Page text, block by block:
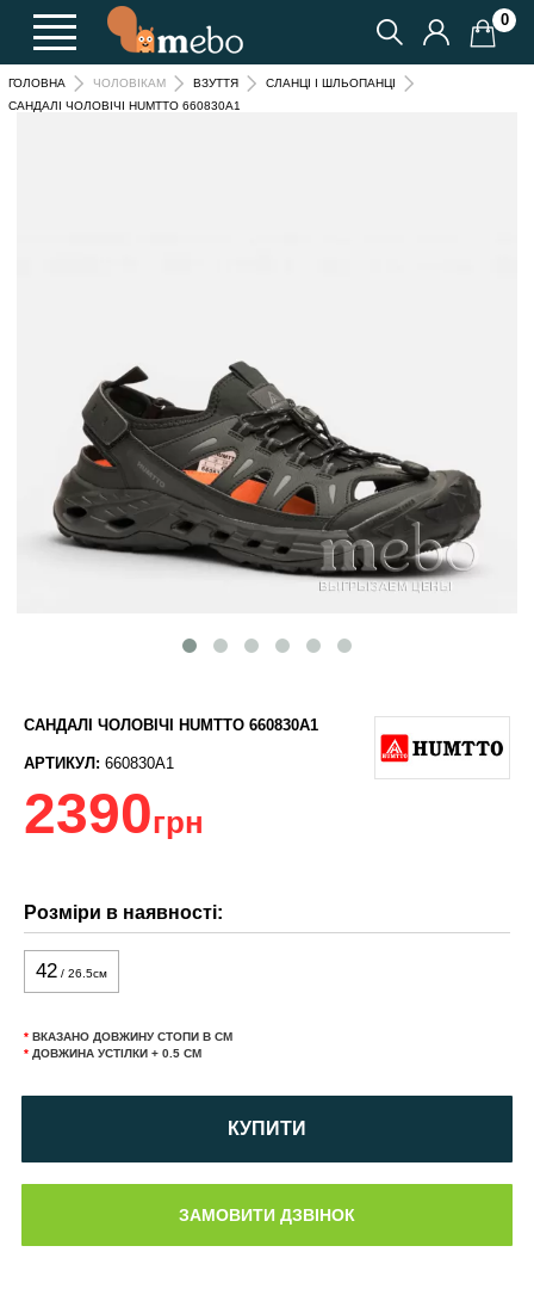
0
ГОЛОВНА ЧОЛОВІКАМ ВЗУТТЯ
СЛАНЦІ І ШЛЬОПАНЦІ
САНДАЛІ ЧОЛОВІЧІ HUMTTO 660830A1
САНДАЛІ ЧОЛОВІЧІ HUMTTO 660830A1
АРТИКУЛ: 660830A1
2390грн
Розміри в наявності:
42 / 26.5см
* ВКАЗАНО ДОВЖИНУ СТОПИ В СМ
* ДОВЖИНА УСТІЛКИ + 0.5 СМ
КУПИТИ